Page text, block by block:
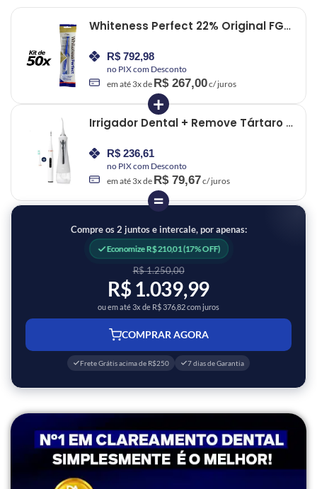
Whiteness Perfect 22% Original FGM
R$ 792,98
no PIX com Desconto
em até 3x de R$267,00c/ juros
+
Irrigador Dental + Remove Tártaro –
R$ 236,61
no PIX com Desconto
em até 3x de R$79,67c/ juros
=
Compre os 2 juntos e intercale, por apenas:
Economize R$ 210,01 (17% OFF)
R$ 1.250,00
R$ 1.039,99
ou em até 3x de R$ 376,82 com juros
COMPRAR AGORA
Frete Grátis acima de R$250 7 dias de Garantia